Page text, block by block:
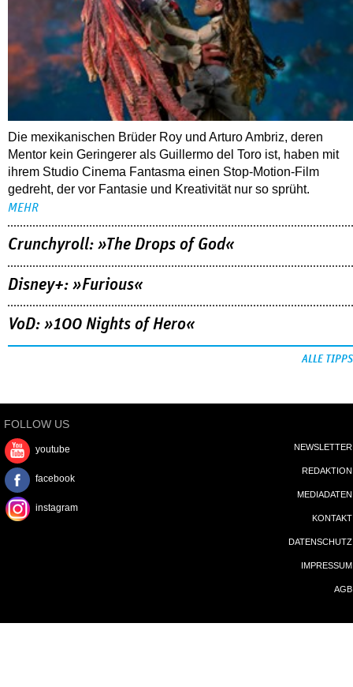
Die mexikanischen Brüder Roy und Arturo Ambriz, deren
Mentor kein Geringerer als Guillermo del Toro ist, haben mit
ihrem Studio Cinema Fantasma einen Stop-Motion-Film
gedreht, der vor Fantasie und Kreativität nur so sprüht.
MEHR
Crunchyroll: »The Drops of God«
Disney+: »Furious«
VoD: »100 Nights of Hero«
ALLE TIPPS
FOLLOW US
youtube
facebook
instagram
NEWSLETTER
REDAKTION
MEDIADATEN
KONTAKT
DATENSCHUTZ
IMPRESSUM
AGB